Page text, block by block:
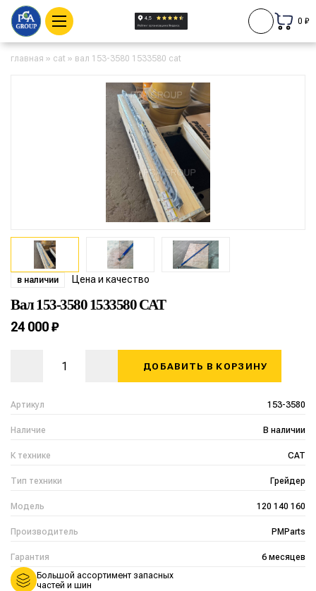
0 ₽
главная » cat » вал 153-3580 1533580 cat
в наличии Цена и качество
Вал 153-3580 1533580 CAT
Артикул 153-3580
Наличие В наличии
К технике CAT
Тип техники Грейдер
Модель 120 140 160
Производитель PMParts
Гарантия 6 месяцев
24 000 ₽
ДОБАВИТЬ В КОРЗИНУ
Большой ассортимент запасных
частей и шин